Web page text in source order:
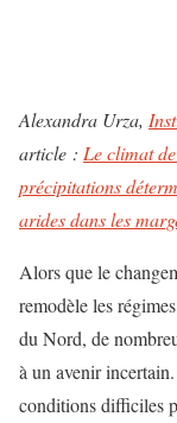
Alexandra Urza,
article : Le climat
précipitations
arides dans les
Alors que le
remodèle les
du Nord, de
à un avenir
conditions difficiles